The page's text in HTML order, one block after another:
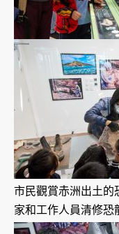
市民觀賞赤洲出土的
家和工作人員清修恐